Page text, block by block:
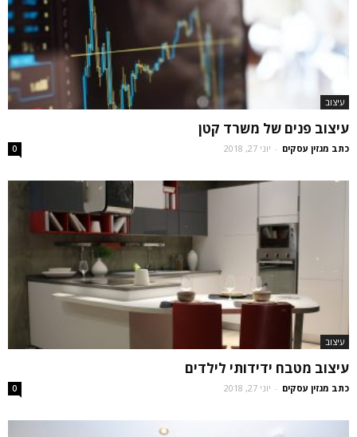
עיצוב
עיצוב פנים של משרד קטן
כתב מגזין עסקים - יוני 27, 2018 0
עיצוב
עיצוב מטבח ידידותי לילדים
כתב מגזין עסקים - יוני 27, 2018 0